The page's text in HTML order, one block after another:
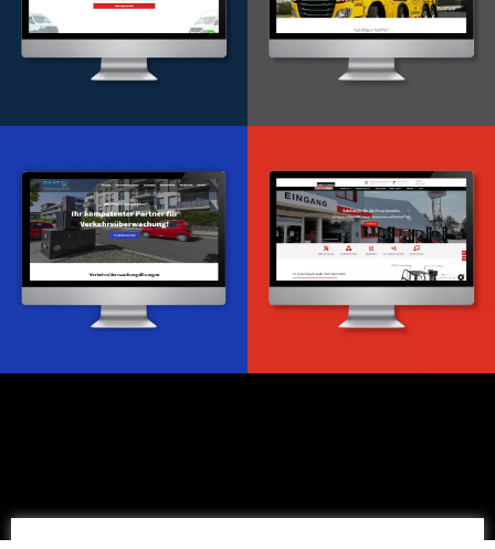
WordPress Entwicklung
Webdesign & -entwicklung